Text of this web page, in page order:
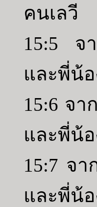
คนเลวี
15:5 จ
และพี่น้
15:6 จ
และพี่น้
15:7 จ
และพี่น้